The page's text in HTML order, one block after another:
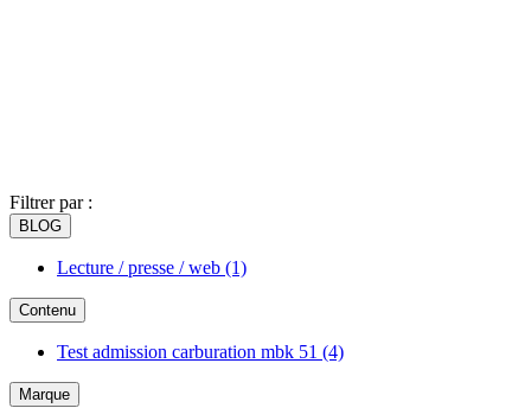
Filtrer par :
BLOG
Lecture / presse / web (1)
Contenu
Test admission carburation mbk 51 (4)
Marque